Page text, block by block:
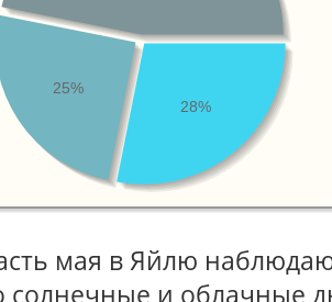
28%
25%
мая в Яйлю
солнечные и облачные